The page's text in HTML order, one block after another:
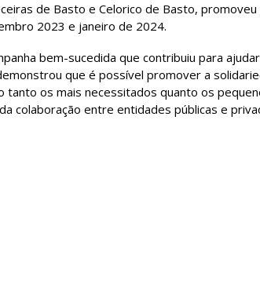
de Basto e Celorico de Basto, promoveu
2023 e janeiro de 2024.
bem-sucedida que contribuiu para
que é possível promover a
os mais necessitados quanto os
colaboração entre entidades públicas e